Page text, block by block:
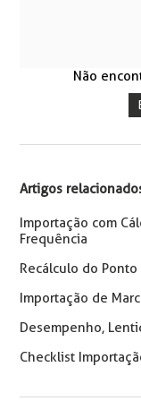
Não
Artigos
Importação com
Frequência
Recálculo do
Importação de
Desempenho,
Checklist